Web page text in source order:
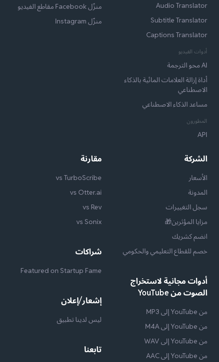
Audio Translator
Subtitle Translator
Captions Translator
أدوات الفيديو
AI محو الترجمة
أداة إزالة العلامات المائية بالذكاء
الاصطناعي
مساعد الذكاء الاصطناعي
المطورون
API
منزّل Facebook مقاطع الفيديو
منزّل Instagram
الشركة
الأسعار
المدونة
سجل التغييرات
مزايا المؤثرين🎁
انضم كشريك
خصم للقطاع التعليمي والحكومي
أدوات مجانية لاستخراج
الصوت من YouTube
من YouTube إلى MP3
من YouTube إلى M4A
من YouTube إلى WAV
من YouTube إلى AAC
مقارنة
vs TurboScribe
vs Otter.ai
vs Rev
vs Sonix
شراكات
Featured on Startup Fame
إشعار/إعلان
ليس لدينا تطبيق
تابعنا